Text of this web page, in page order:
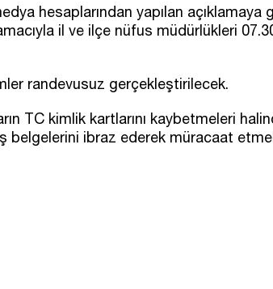
hesaplarından yapılan açıklamaya
il ve ilçe nüfus müdürlükleri
randevusuz gerçekleştirilecek.
TC kimlik kartlarını kaybetmeleri
belgelerini ibraz ederek müracaat